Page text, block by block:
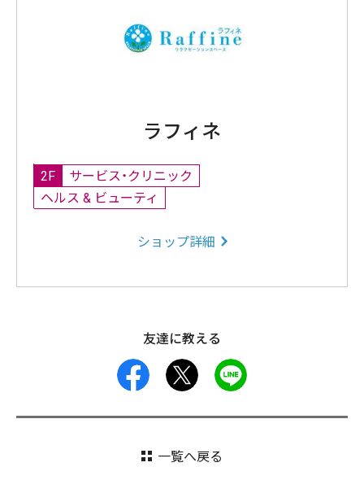
ラフィネ
2F
サービス・クリニック
ヘルス & ビューティ
ショップ詳細
友達に教える
facebook
一覧へ戻る